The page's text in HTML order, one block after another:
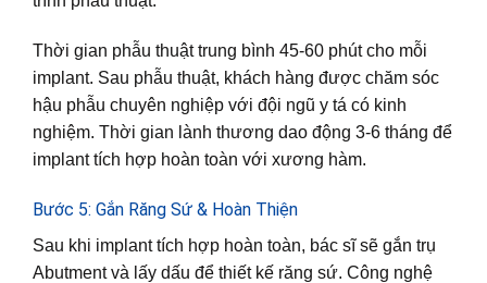
Thời gian phẫu thuật trung bình 45-60 phút cho mỗi
implant. Sau phẫu thuật, khách hàng được chăm sóc
hậu phẫu chuyên nghiệp với đội ngũ y tá có kinh
nghiệm. Thời gian lành thương dao động 3-6 tháng để
implant tích hợp hoàn toàn với xương hàm.
Bước 5: Gắn Răng Sứ & Hoàn Thiện
Sau khi implant tích hợp hoàn toàn, bác sĩ sẽ gắn trụ
Abutment và lấy dấu để thiết kế răng sứ. Công nghệ